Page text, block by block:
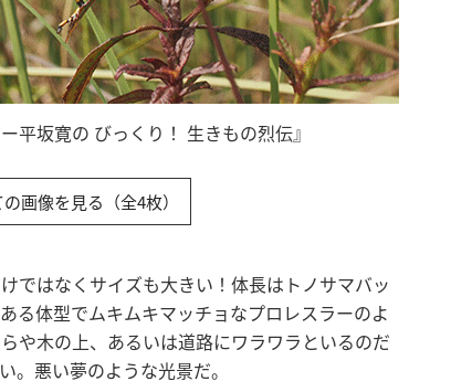
平坂寛の びっくり！ 生きもの烈伝』
画像を見る（全4枚）
ではなくサイズも大きい！体長はトノサマバッ
る体型でムキムキマッチョなプロレスラーのよ
や木の上、あるいは道路にワラワラといるのだ
。悪い夢のような光景だ。